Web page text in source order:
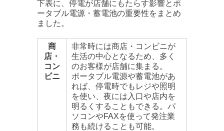
下表に、停電が店舗にもたらす影響とポ
ータブル電源・蓄電池の重要性をまとめ
ました。
商
店・
コン
ビニ
非常時には商店・コンビニが
生活の中心となるため、多く
のお客様が店舗に集まる。
ポータブル電源や蓄電池があ
れば、停電時でもレジや照明
を使い、夜には入口や店内を
明るくすることもできる。パ
ソコンやFAXを使って発注業
務も続けることも可能。